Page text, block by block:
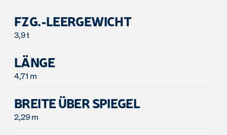
FZG.-LEERGEWICHT
3,9 t
LÄNGE
4,71 m
BREITE ÜBER SPIEGEL
2,29 m